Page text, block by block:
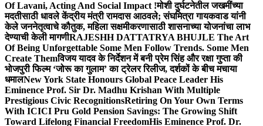
Of Lavani, Acting And Social Impact !मोशी दुर्घटनेतील जखमींच्या
मदतीसाठी धावले केंद्रीय मंत्री रामदास आठवले; संघमित्रा गायकवाड यांनी
केले जननेतृत्वाचे कौतुक, महिला सक्षमीकरणासाठी शासनाच्या योजनांचा लाभ
देण्याची केली मागणीRAJESHH DATTATRYA BHUJLE The Art
Of Being Unforgettable Some Men Follow Trends. Some Men
Create Themविजय यादव के निर्देशन में बनी प्रेम सिंह और रक्षा गुप्ता की
भोजपुरी फिल्म ‘जोरू का गुलाम’ का ट्रेलर रिलीज, दर्शकों के बीच मचाया
धमालNew York State Honours Global Peace Leader His
Eminence Prof. Sir Dr. Madhu Krishan With Multiple
Prestigious Civic RecognitionsRetiring On Your Own Terms
With ICICI Pru Gold Pension Savings: The Growing Shift
Toward Lifelong Financial FreedomHis Eminence Prof. Dr.